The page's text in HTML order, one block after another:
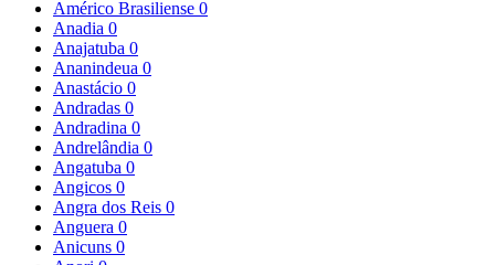
Américo Brasiliense 0
Anadia 0
Anajatuba 0
Ananindeua 0
Anastácio 0
Andradas 0
Andradina 0
Andrelândia 0
Angatuba 0
Angicos 0
Angra dos Reis 0
Anguera 0
Anicuns 0